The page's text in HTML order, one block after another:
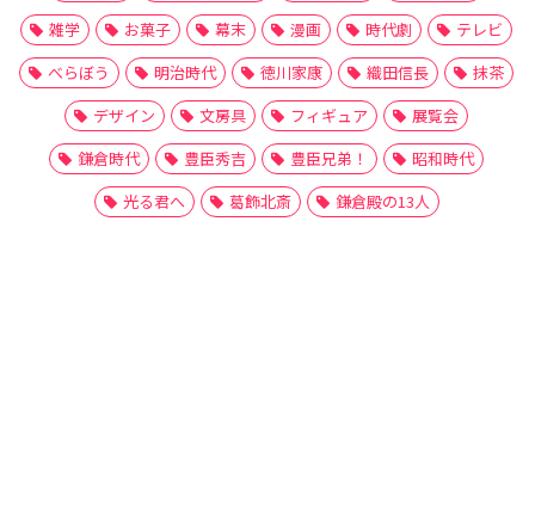
雑学
お菓子 幕末 漫画 時代劇
テレビ
べらぼう
明治時代 徳川家康 織田信長
抹茶
デザイン
文房具 フィギュア
展覧会
鎌倉時代
豊臣秀吉 豊臣兄弟！
昭和時代
光る君へ
葛飾北斎 鎌倉殿の13人